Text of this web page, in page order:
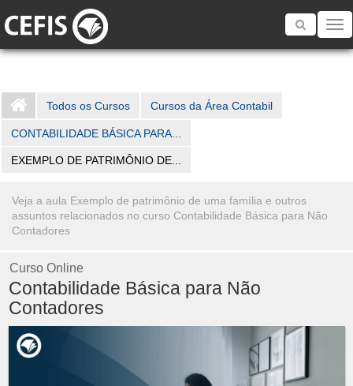
Toggle
Todos os Cursos Cursos da Área Contabil
CONTABILIDADE BÁSICA PARA...
EXEMPLO DE PATRIMÔNIO DE...
Veja a aula Exemplo de patrimônio de uma família e outros
assuntos relacionados no curso Contabilidade Básica para Não
Contadores
Curso Online
Contabilidade Básica para Não
Contadores